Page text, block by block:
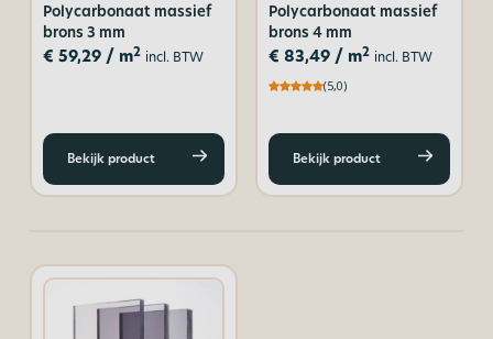
Polycarbonaat massief
brons 3 mm
€ 59,29/ m2 incl. BTW
Bekijk product
Polycarbonaat massief
brons 4 mm
€ 83,49/ m2 incl. BTW
(5,0)
Bekijk product